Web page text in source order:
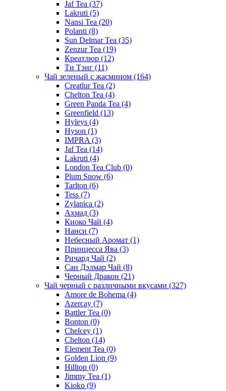
Jaf Tea (37)
Lakruti (5)
Nansi Tea (20)
Polanti (8)
Sun Delmar Tea (35)
Zenzur Tea (19)
Креатлюр (12)
Ти Тэнг (11)
Чай зеленый с жасмином (164)
Creatlur Tea (2)
Chelton Tea (4)
Green Panda Tea (4)
Greenfield (13)
Hyleys (4)
Hyson (1)
IMPRA (3)
Jaf Tea (14)
Lakruti (4)
London Tea Club (0)
Plum Snow (6)
Tarlton (6)
Tess (7)
Zylanica (2)
Ахмад (3)
Киоко Чай (4)
Нанси (7)
Небесный Аромат (1)
Принцесса Ява (3)
Ричард Чай (2)
Сан Дэлмар Чай (8)
Черный Дракон (21)
Чай черный с различными вкусами (327)
Amore de Bohema (4)
Azercay (7)
Battler Tea (0)
Bonton (0)
Chelcey (1)
Chelton (14)
Element Tea (0)
Golden Lion (9)
Hilltop (0)
Jimmy Tea (1)
Kioko (9)